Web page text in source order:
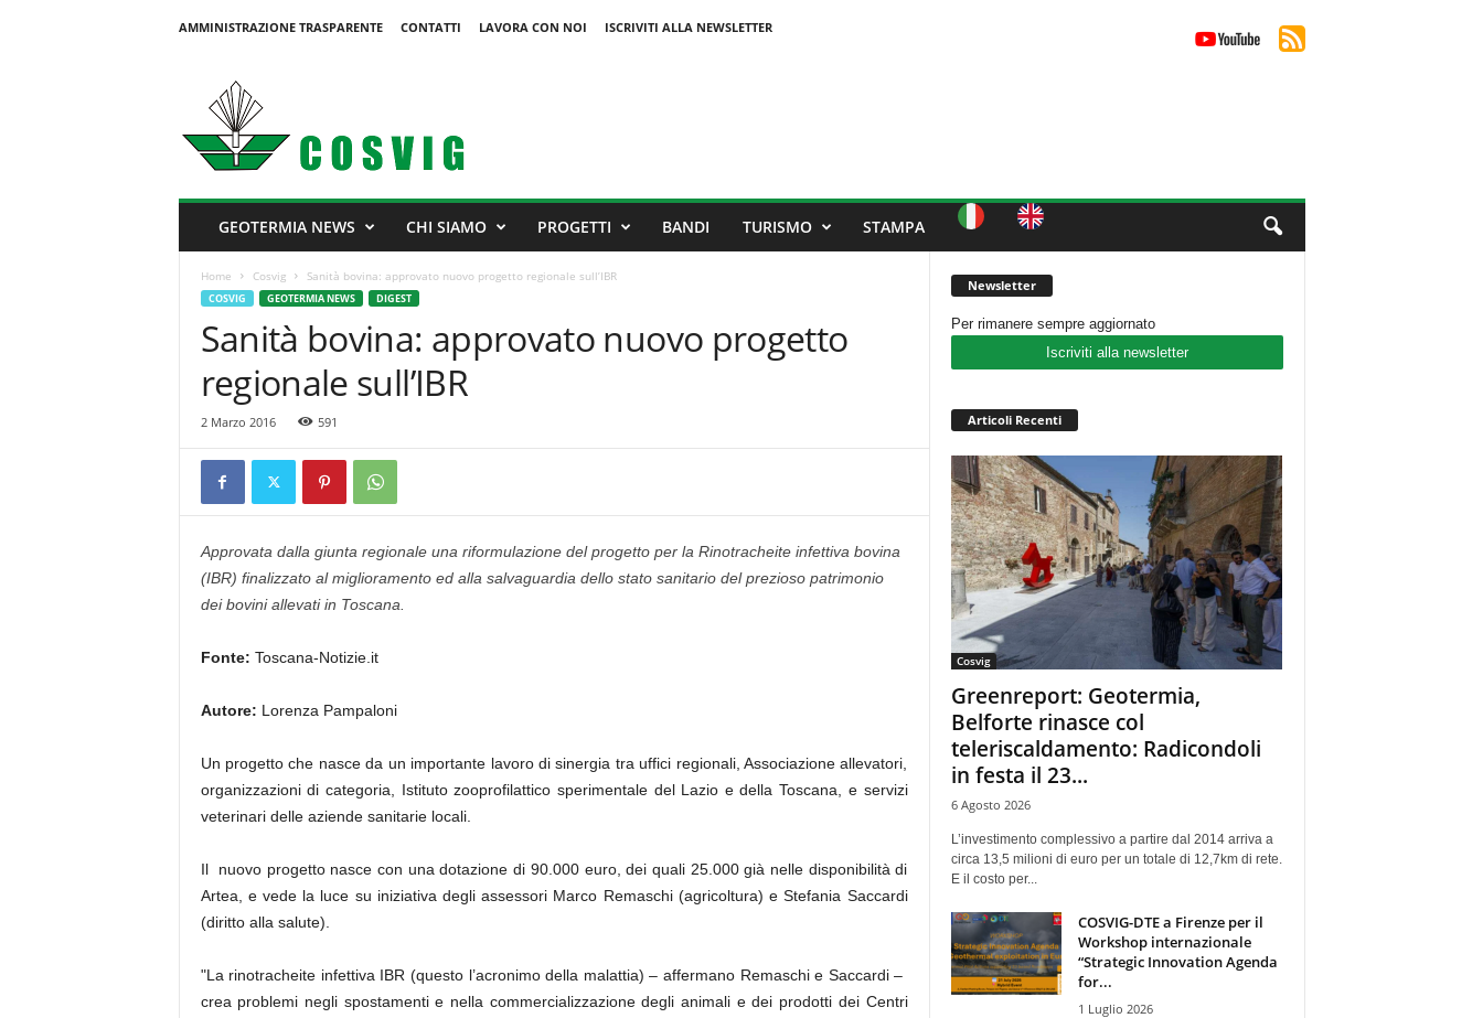
AMMINISTRAZIONE TRASPARENTE CONTATTI LAVORA CON NOI ISCRIVITI ALLA NEWSLETTER
GEOTERMIA NEWS CHI SIAMO PROGETTI BANDI TURISMO STAMPA
Home Cosvig Sanità bovina: approvato nuovo progetto regionale sull’IBR
COSVIG GEOTERMIA NEWS DIGEST
Sanità bovina: approvato nuovo progetto
regionale sull’IBR
2 Marzo 2016 591
Approvata dalla giunta regionale una riformulazione del progetto per la Rinotracheite infettiva bovina
(IBR) finalizzato al miglioramento ed alla salvaguardia dello stato sanitario del prezioso patrimonio
dei bovini allevati in Toscana.
Fonte: Toscana-Notizie.it
Autore: Lorenza Pampaloni
Un progetto che nasce da un importante lavoro di sinergia tra uffici regionali, Associazione allevatori,
organizzazioni di categoria, Istituto zooprofilattico sperimentale del Lazio e della Toscana, e servizi
veterinari delle aziende sanitarie locali.
Il nuovo progetto nasce con una dotazione di 90.000 euro, dei quali 25.000 già nelle disponibilità di
Artea, e vede la luce su iniziativa degli assessori Marco Remaschi (agricoltura) e Stefania Saccardi
(diritto alla salute).
"La rinotracheite infettiva IBR (questo l’acronimo della malattia) – affermano Remaschi e Saccardi –
crea problemi negli spostamenti e nella commercializzazione degli animali e dei prodotti dei Centri
Newsletter
Per rimanere sempre aggiornato
Iscriviti alla newsletter
Articoli Recenti
Cosvig
Greenreport: Geotermia,
Belforte rinasce col
teleriscaldamento: Radicondoli
in festa il 23...
6 Agosto 2026
L’investimento complessivo a partire dal 2014 arriva a
circa 13,5 milioni di euro per un totale di 12,7km di rete.
E il costo per...
COSVIG-DTE a Firenze per il
Workshop internazionale
“Strategic Innovation Agenda
for...
1 Luglio 2026